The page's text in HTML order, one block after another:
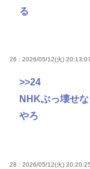
る
26 : 2026/05/12(火)
>>24
NHKぶっ壊せ
やろ
28 : 2026/05/12(火)